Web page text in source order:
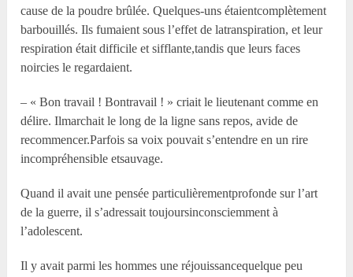
cause de la poudre brûlée. Quelques-uns étaientcomplètement
barbouillés. Ils fumaient sous l’effet de latranspiration, et leur
respiration était difficile et sifflante,tandis que leurs faces
noircies le regardaient.
– « Bon travail ! Bontravail ! » criait le lieutenant comme en
délire. Ilmarchait le long de la ligne sans repos, avide de
recommencer.Parfois sa voix pouvait s’entendre en un rire
incompréhensible etsauvage.
Quand il avait une pensée particulièrementprofonde sur l’art
de la guerre, il s’adressait toujoursinconsciemment à
l’adolescent.
Il y avait parmi les hommes une réjouissancequelque peu